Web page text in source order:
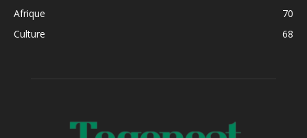
Afrique
70
Culture
68